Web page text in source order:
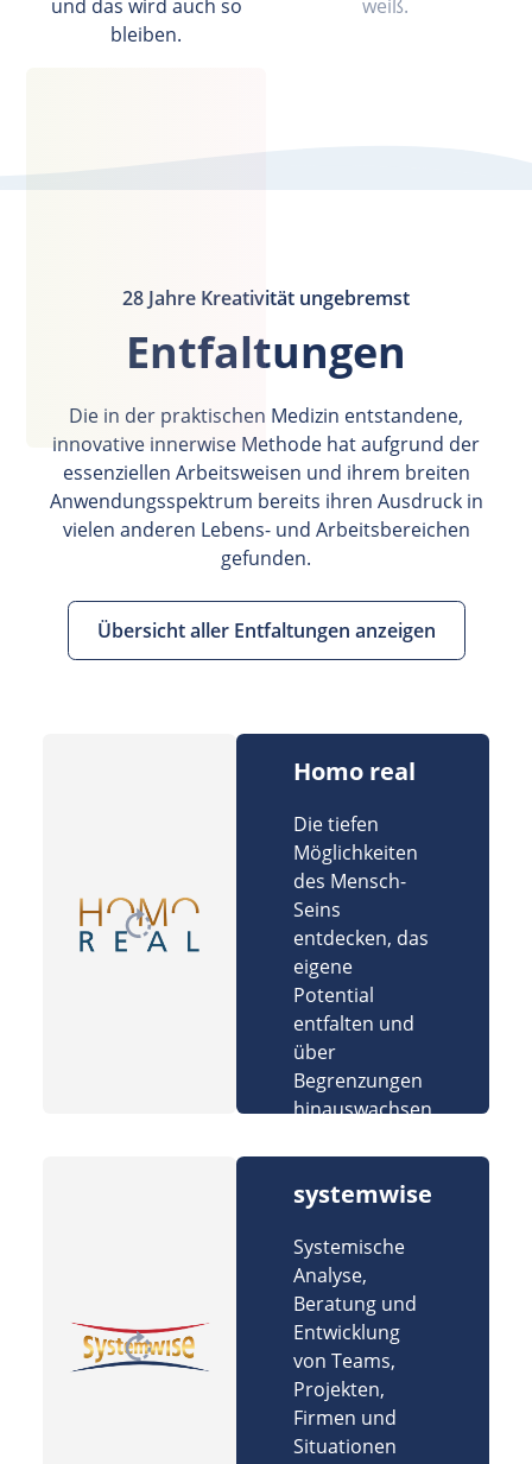
und das wird auch so
bleiben.
weiß.
28 Jahre Kreativität ungebremst
Entfaltungen
Die in der praktischen Medizin entstandene,
innovative innerwise Methode hat aufgrund der
essenziellen Arbeitsweisen und ihrem breiten
Anwendungsspektrum bereits ihren Ausdruck in
vielen anderen Lebens- und Arbeitsbereichen
gefunden.
Übersicht aller Entfaltungen anzeigen
Homo real
Die tiefen
Möglichkeiten
des Mensch-
Seins
entdecken, das
eigene
Potential
entfalten und
über
Begrenzungen
hinauswachsen
systemwise
Systemische
Analyse,
Beratung und
Entwicklung
von Teams,
Projekten,
Firmen und
Situationen